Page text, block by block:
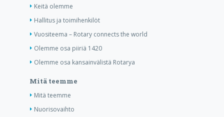
Keitä olemme
Hallitus ja toimihenkilöt
Vuositeema – Rotary connects the world
Olemme osa piiriä 1420
Olemme osa kansainvälistä Rotarya
Mitä teemme
Mitä teemme
Nuorisovaihto